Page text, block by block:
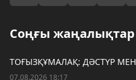
Соңғы жаңалықтар
ТОҒЫЗҚҰМАЛАҚ: ДӘСТҮР
07.08.2026 18:17